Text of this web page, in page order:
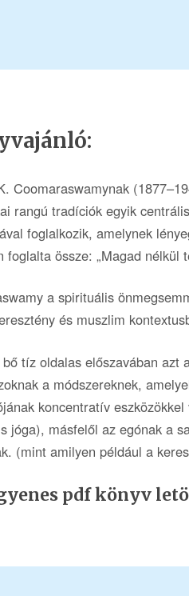
Coomaraswamynak
rangú tradíciók egyik
foglalkozik, amelynek
foglalta össze: „Magad nélkül
a spirituális
és muszlim
tíz oldalas előszavában azt
a módszereknek,
koncentratív
jóga), másfelől az egónak a
(mint amilyen például a
pdf könyv